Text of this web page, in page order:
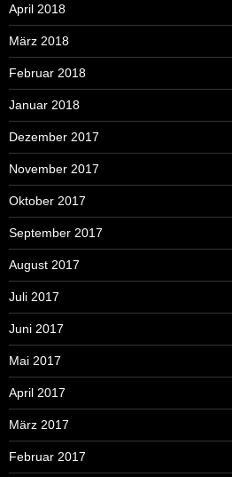
April 2018
März 2018
Februar 2018
Januar 2018
Dezember 2017
November 2017
Oktober 2017
September 2017
August 2017
Juli 2017
Juni 2017
Mai 2017
April 2017
März 2017
Februar 2017